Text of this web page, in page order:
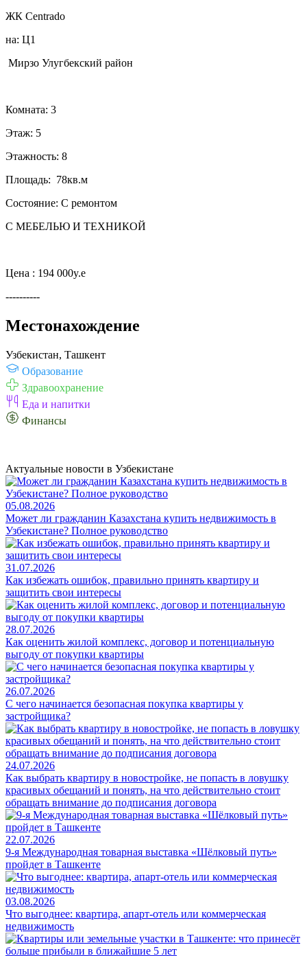
ЖК Centrado
на: Ц1
Мирзо Улугбекский район
Комната: 3
Этаж: 5
Этажность: 8
Площадь: 78кв.м
Состояние: С ремонтом
С МЕБЕЛЬЮ И ТЕХНИКОЙ
Цена : 194 000y.e
----------
Местонахождение
Узбекистан, Ташкент
Образование
Здравоохранение
Еда и напитки
Финансы
Актуальные новости в Узбекистане
05.08.2026
Может ли гражданин Казахстана купить недвижимость в
Узбекистане? Полное руководство
31.07.2026
Как избежать ошибок, правильно принять квартиру и
защитить свои интересы
28.07.2026
Как оценить жилой комплекс, договор и потенциальную
выгоду от покупки квартиры
26.07.2026
С чего начинается безопасная покупка квартиры у
застройщика?
24.07.2026
Как выбрать квартиру в новостройке, не попасть в ловушку
красивых обещаний и понять, на что действительно стоит
обращать внимание до подписания договора
22.07.2026
9-я Международная товарная выставка «Шёлковый путь»
пройдет в Ташкенте
03.08.2026
Что выгоднее: квартира, апарт-отель или коммерческая
недвижимость